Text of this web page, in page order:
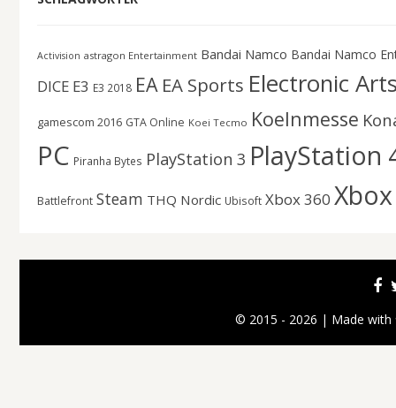
Activision astragon Entertainment Bandai Namco Bandai Namco
DICE E3 E3 2018 EA EA Sports Electronic
gamescom 2016 GTA Online Koei Tecmo Koelnmesse
PC Piranha Bytes PlayStation 3 PlayStation
Battlefront Steam THQ Nordic Ubisoft Xbox 360
© 2015 - 2026 | Made